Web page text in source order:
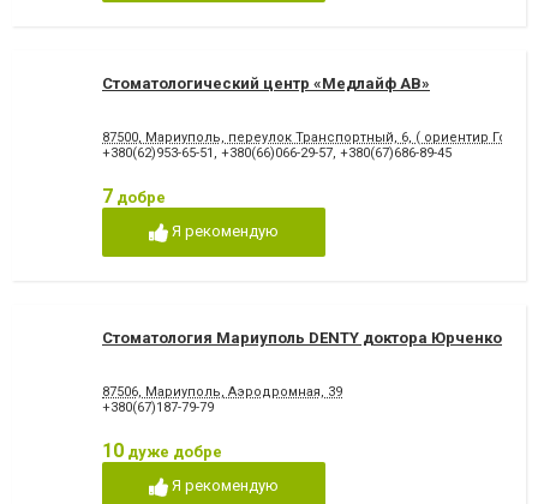
відновлення емалі
Стоматологический центр «Медлайф АВ»
87500, Мариуполь, переулок Транспортный, 6, ( ориентир
+380(62)953-65-51 , +380(66)066-29-57, +380(67)686-89-45
7 добре
Я рекомендую
Стоматология Мариуполь DENTY доктора Юрченко
87506, Мариуполь, Аэродромная, 39
+380(67)187-79-79
10 дуже добре
Я рекомендую